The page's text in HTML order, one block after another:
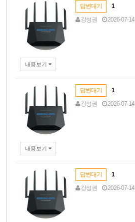
답변대기
1
강성권
2026-07-14
내용보기
답변대기
1
강성권
2026-07-14
내용보기
답변대기
1
강성권
2026-07-14